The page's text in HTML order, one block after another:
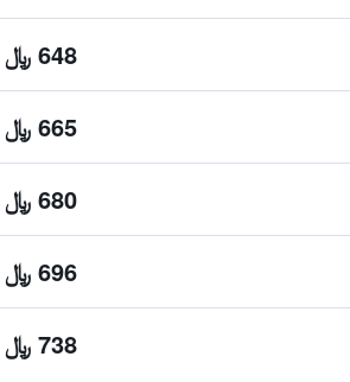
648 ﷼
665 ﷼
680 ﷼
696 ﷼
738 ﷼